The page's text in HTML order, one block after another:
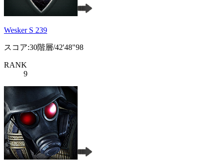
Wesker S 239
スコア:30階層/42'48"98
RANK
9